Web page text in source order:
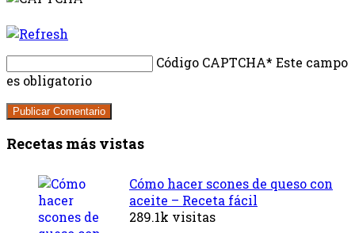
Código CAPTCHA* Este campo
es obligatorio
Recetas más vistas
Cómo hacer scones de queso con
aceite – Receta fácil
289.1k visitas